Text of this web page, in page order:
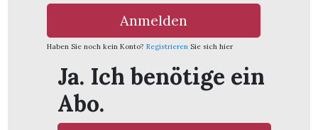
Anmelden
Haben Sie noch kein Konto? Registrieren Sie sich hier
Ja. Ich benötige ein
Abo.